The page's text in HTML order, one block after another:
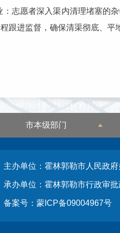
志愿者深入渠内清理堵塞的
进监督，确保清渠彻底、平
市本级部门
主办单位：霍林郭勒市人民政府
承办单位：霍林郭勒市行政审
备案号：蒙ICP备09004967号